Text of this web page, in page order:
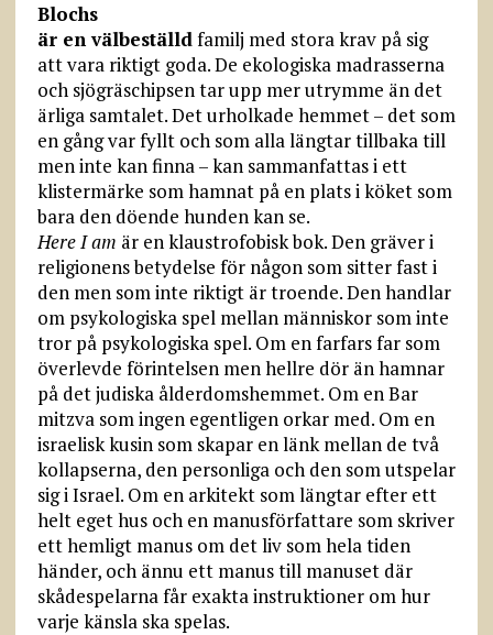
Blochs
är en välbeställdfamilj med stora krav på sig
att vara riktigt goda. De ekologiska madrasserna
och sjögräschipsen tar upp mer utrymme än det
ärliga samtalet. Det urholkade hemmet – det som
en gång var fyllt och som alla längtar tillbaka till
men inte kan finna – kan sammanfattas i ett
klistermärke som hamnat på en plats i köket som
bara den döende hunden kan se.
Here I am är en klaustrofobisk bok. Den gräver i
religionens betydelse för någon som sitter fast i
den men som inte riktigt är troende. Den handlar
om psykologiska spel mellan människor som inte
tror på psykologiska spel. Om en farfars far som
överlevde förintelsen men hellre dör än hamnar
på det judiska ålderdomshemmet. Om en Bar
mitzva som ingen egentligen orkar med. Om en
israelisk kusin som skapar en länk mellan de två
kollapserna, den personliga och den som utspelar
sig i Israel. Om en arkitekt som längtar efter ett
helt eget hus och en manusförfattare som skriver
ett hemligt manus om det liv som hela tiden
händer, och ännu ett manus till manuset där
skådespelarna får exakta instruktioner om hur
varje känsla ska spelas.